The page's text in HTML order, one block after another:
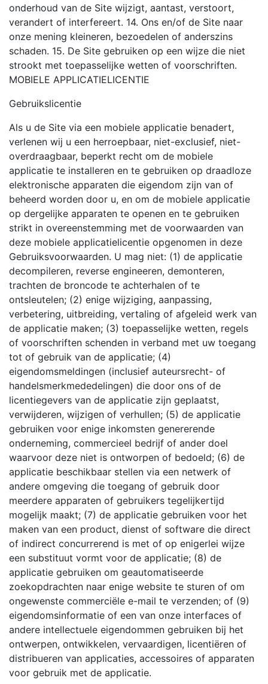
onderhoud van de Site wijzigt, aantast, verstoort,
verandert of interfereert. 14. Ons en/of de Site naar
onze mening kleineren, bezoedelen of anderszins
schaden. 15. De Site gebruiken op een wijze die niet
strookt met toepasselijke wetten of voorschriften.
MOBIELE APPLICATIELICENTIE
Gebruikslicentie
Als u de Site via een mobiele applicatie benadert,
verlenen wij u een herroepbaar, niet-exclusief, niet-
overdraagbaar, beperkt recht om de mobiele
applicatie te installeren en te gebruiken op draadloze
elektronische apparaten die eigendom zijn van of
beheerd worden door u, en om de mobiele applicatie
op dergelijke apparaten te openen en te gebruiken
strikt in overeenstemming met de voorwaarden van
deze mobiele applicatielicentie opgenomen in deze
Gebruiksvoorwaarden. U mag niet: (1) de applicatie
decompileren, reverse engineeren, demonteren,
trachten de broncode te achterhalen of te
ontsleutelen; (2) enige wijziging, aanpassing,
verbetering, uitbreiding, vertaling of afgeleid werk van
de applicatie maken; (3) toepasselijke wetten, regels
of voorschriften schenden in verband met uw toegang
tot of gebruik van de applicatie; (4)
eigendomsmeldingen (inclusief auteursrecht- of
handelsmerkmededelingen) die door ons of de
licentiegevers van de applicatie zijn geplaatst,
verwijderen, wijzigen of verhullen; (5) de applicatie
gebruiken voor enige inkomsten genererende
onderneming, commercieel bedrijf of ander doel
waarvoor deze niet is ontworpen of bedoeld; (6) de
applicatie beschikbaar stellen via een netwerk of
andere omgeving die toegang of gebruik door
meerdere apparaten of gebruikers tegelijkertijd
mogelijk maakt; (7) de applicatie gebruiken voor het
maken van een product, dienst of software die direct
of indirect concurrerend is met of op enigerlei wijze
een substituut vormt voor de applicatie; (8) de
applicatie gebruiken om geautomatiseerde
zoekopdrachten naar enige website te sturen of om
ongewenste commerciële e-mail te verzenden; of (9)
eigendomsinformatie of een van onze interfaces of
andere intellectuele eigendommen gebruiken bij het
ontwerpen, ontwikkelen, vervaardigen, licentiëren of
distribueren van applicaties, accessoires of apparaten
voor gebruik met de applicatie.